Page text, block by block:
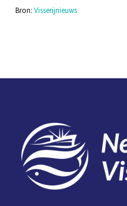
Bron: Visserijnieuws